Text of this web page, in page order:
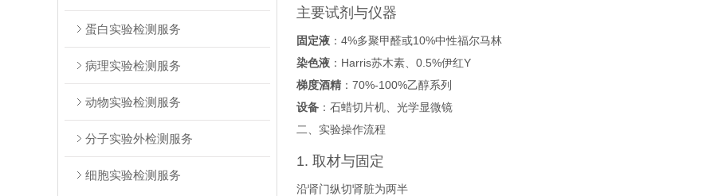
蛋白实验检测服务
病理实验检测服务
动物实验检测服务
分子实验外检测服务
细胞实验检测服务
主要试剂与仪器
固定液 ‌：4%多聚甲醛或10%中性福尔马林
染色液 ‌：Harris苏木素、0.5%伊红Y
梯度酒精 ‌：70%-100%乙醇系列
设备 ‌：石蜡切片机、光学显微镜
二、实验操作流程
1. 取材与固定
沿肾门纵切肾脏为两半